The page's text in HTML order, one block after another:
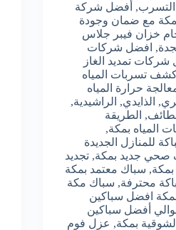
, أفضل شركة
مع ضمان وجودة
خزان فيبر جلاس
, افضل شركات
شركات تمديد الغاز
تسربات المياه
حرارة المياه
, الذايدي, الراشيدية,
, الطريقة
المياه بمكة,
للمنازل الجديدة
جديد بمكة, تجديد
, سباك معتمد بمكة
محترفة, سباك مكة
افضل سباكين
أفضل سباكين
بمكة, عزل فوم